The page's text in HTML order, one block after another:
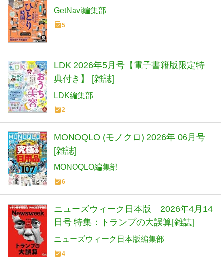
GetNavi編集部
5
LDK 2026年5月号【電子書籍版限定特
典付き】 [雑誌]
LDK編集部
2
MONOQLO (モノクロ) 2026年 06月号
[雑誌]
MONOQLO編集部
6
ニューズウィーク日本版 2026年4月14
日号 特集：トランプの大誤算[雑誌]
ニューズウィーク日本版編集部
4